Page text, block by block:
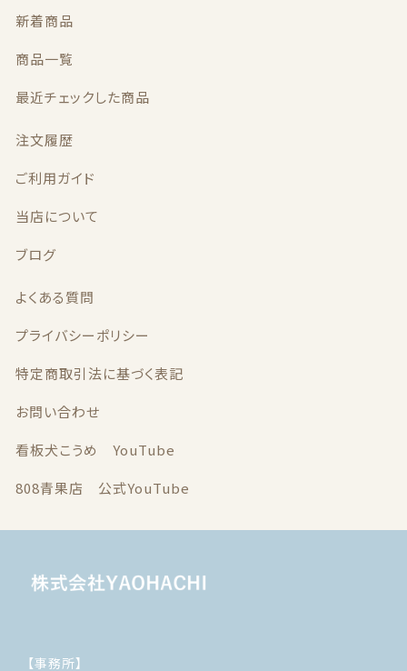
新着商品
商品一覧
最近チェックした商品
注文履歴
ご利用ガイド
当店について
ブログ
よくある質問
プライバシーポリシー
特定商取引法に基づく表記
お問い合わせ
看板犬こうめ YouTube
808青果店 公式YouTube
【事務所】